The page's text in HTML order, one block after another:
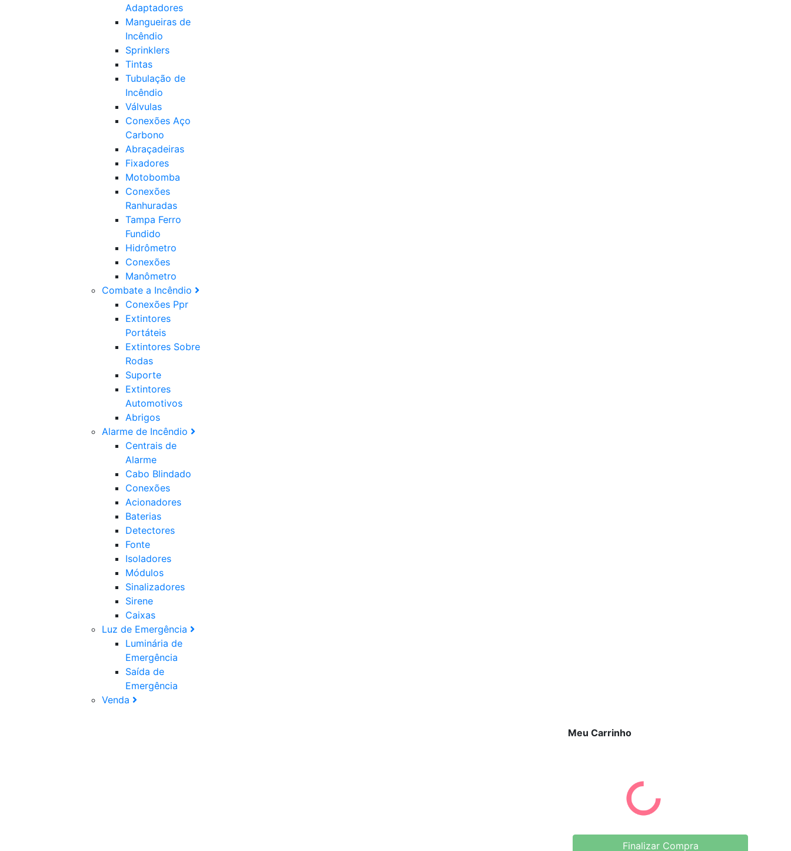
Adaptadores
Mangueiras de
Incêndio
Sprinklers
Tintas
Tubulação de
Incêndio
Válvulas
Conexões Aço
Carbono
Abraçadeiras
Fixadores
Motobomba
Conexões
Ranhuradas
Tampa Ferro
Fundido
Hidrômetro
Conexões
Manômetro
Combate a Incêndio
Conexões Ppr
Extintores
Portáteis
Extintores Sobre
Rodas
Suporte
Extintores
Automotivos
Abrigos
Alarme de Incêndio
Centrais de
Alarme
Cabo Blindado
Conexões
Acionadores
Baterias
Detectores
Fonte
Isoladores
Módulos
Sinalizadores
Sirene
Caixas
Luz de Emergência
Luminária de
Emergência
Saída de
Emergência
Venda
Meu Carrinho
Finalizar Compra